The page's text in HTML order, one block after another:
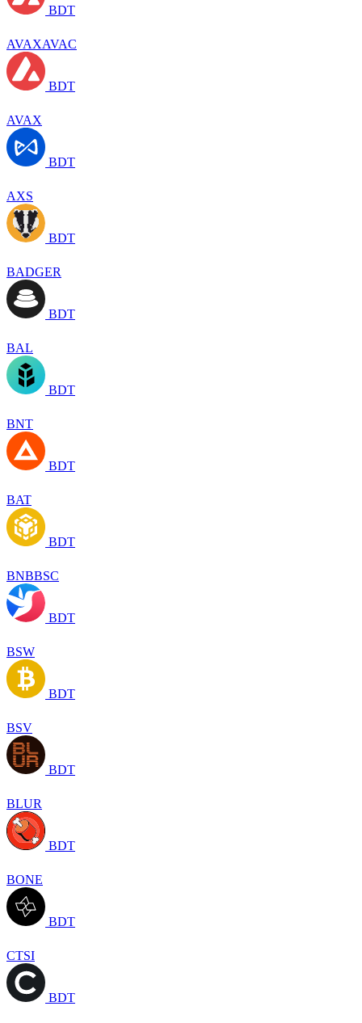
BDT
AVAXAVAC
BDT
AVAX
BDT
AXS
BDT
BADGER
BDT
BAL
BDT
BNT
BDT
BAT
BDT
BNBBSC
BDT
BSW
BDT
BSV
BDT
BLUR
BDT
BONE
BDT
CTSI
BDT